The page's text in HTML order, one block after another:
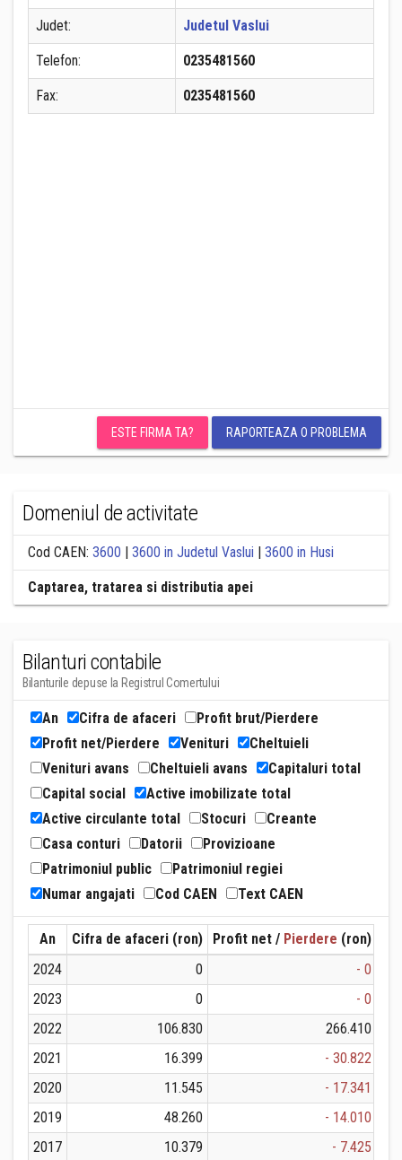
Judet: Judetul Vaslui
Telefon: 0235481560
Fax: 0235481560
ESTE FIRMA TA? RAPORTEAZA O PROBLEMA
Domeniul de activitate
Cod CAEN: 3600 | 3600 in Judetul Vaslui | 3600 in Husi
Captarea, tratarea si distributia apei
Bilanturi contabile
Bilanturile depuse la Registrul Comertului
An Cifra de afaceri
Profit brut/Pierdere
Profit net/Pierdere
Venituri
Cheltuieli
Venituri avans
Cheltuieli avans
Capitaluri total
Capital social
Active imobilizate total
Active circulante total
Stocuri
Creante
Casa conturi
Datorii
Provizioane
Patrimoniul public
Patrimoniul regiei
Numar angajati
Cod CAEN Text CAEN
An Cifra de afaceri (ron) Profit net / Pierdere (ron)
2024
0
- 0
2023
0
- 0
2022
106.830
266.410
2021
16.399
- 30.822
2020
11.545
- 17.341
2019
48.260
- 14.010
2017
10.379
- 7.425